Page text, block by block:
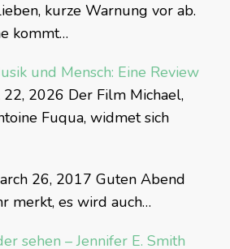
kurze Warnung vor ab.
kommt…
und Mensch: Eine Review
2026 Der Film Michael,
Fuqua, widmet sich
26, 2017 Guten Abend
merkt, es wird auch…
sehen – Jennifer E. Smith